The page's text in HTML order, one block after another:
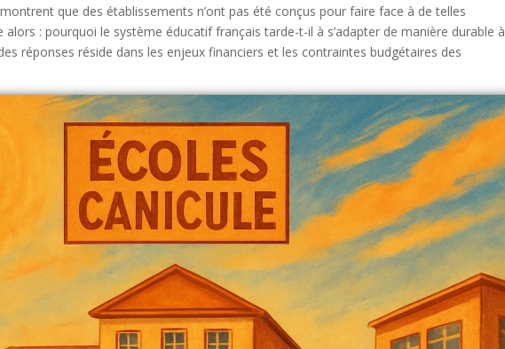
que des établissements n’ont pas été conçus pour faire face à de telles
: pourquoi le système éducatif français tarde-t-il à s’adapter de manière durable à
réponses réside dans les enjeux financiers et les contraintes budgétaires des